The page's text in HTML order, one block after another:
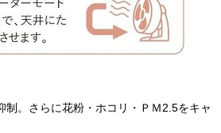
制。さらに花粉・ホコリ・ＰＭ2.5をキャ